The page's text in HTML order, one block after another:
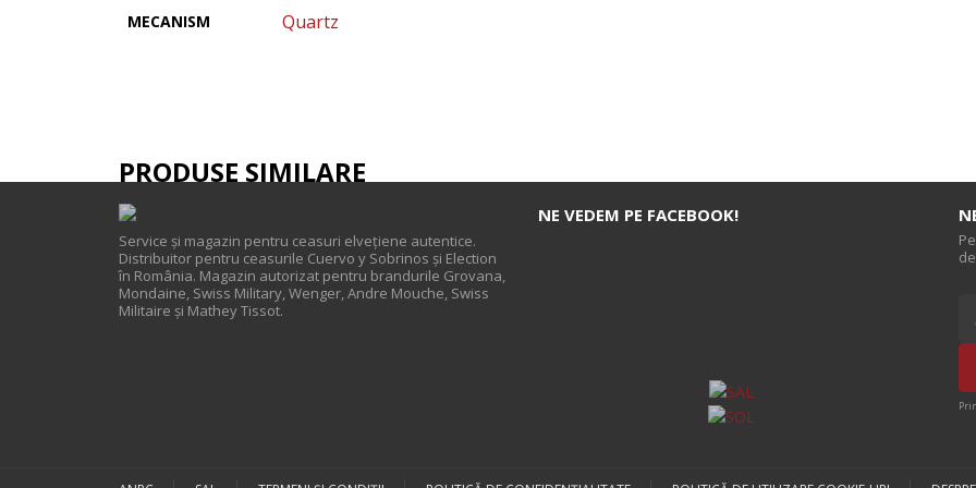
MECANISM Quartz
PRODUSE SIMILARE
Service și magazin pentru ceasuri elveţiene autentice.
Distribuitor pentru ceasurile Cuervo y Sobrinos și Election
în România. Magazin autorizat pentru brandurile Grovana,
Mondaine, Swiss Military, Wenger, Andre Mouche, Swiss
Militaire și Mathey Tissot.
NE VEDEM PE FACEBOOK!